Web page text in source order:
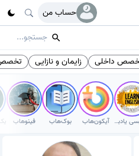
حساب من
داخلی زایمان و نازایی
انگلیسی یادبگیر آیکون‌هاب بوک‌هاب فینوهاب